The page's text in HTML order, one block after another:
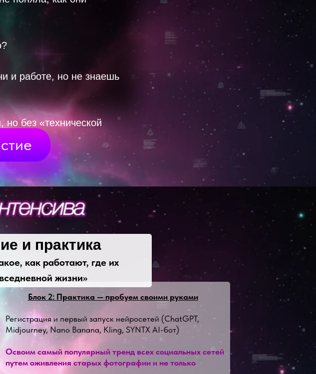
и работе, но не знаешь
без «технической
Блок 2: Практика — пробуем своими руками
Регистрация и первый запуск нейросетей (ChatGPT,
Midjourney, Nano Banana, Kling, SYNTX AI-бот)
Освоим самый популярный тренд всех социальных сетей
путем оживления старых фотографии и не только
и практика
как работают, где их
жизни»